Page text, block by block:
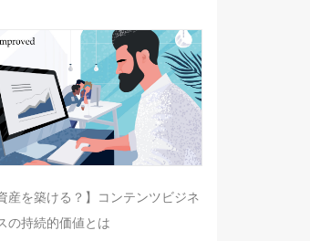
産を築ける？】コンテンツビジネ
の持続的価値とは